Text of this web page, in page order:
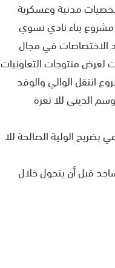
مدنية وعسكرية
مشروع بناء نادي نسوي
الاختصاصات في مجال
منتوجات التعاونيات
انتقل الوالي والوفد
الديني للا تعزة
الولية الصالحة للا
قبل أن يتحول خلال